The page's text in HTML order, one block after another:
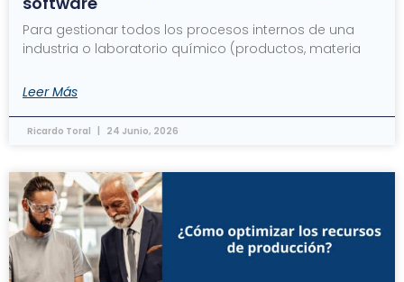
Para gestionar todos los procesos internos de una
industria o laboratorio químico (productos, materia
Leer Más
Ricardo Toral 24 Junio, 2026